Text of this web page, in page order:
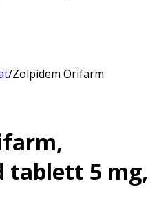
/Zolpidem Orifarm
tablett 5 mg,